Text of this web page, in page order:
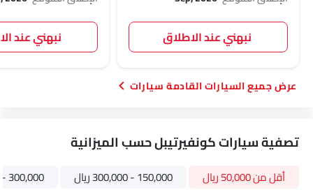
نبهني عند الاطلاق نبهني عند
السيارات القادمة سيارات
تصفية سيارات كونفيرتيبل حسب الميزانية
أقل من 50,000 ريال 150,000 - 300,000 ريال 300,000 - 500,000 ريال